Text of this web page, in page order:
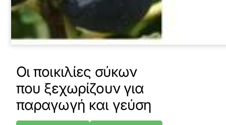
Οι ποικιλίες σύκων
που ξεχωρίζουν για
παραγωγή και γεύση